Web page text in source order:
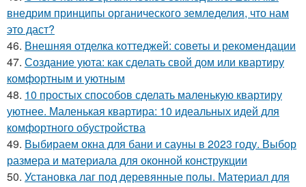
внедрим принципы органического земледелия, что нам
это даст?
46. Внешняя отделка коттеджей: советы и рекомендации
47. Создание уюта: как сделать свой дом или квартиру
комфортным и уютным
48. 10 простых способов сделать маленькую квартиру
уютнее. Маленькая квартира: 10 идеальных идей для
комфортного обустройства
49. Выбираем окна для бани и сауны в 2023 году. Выбор
размера и материала для оконной конструкции
50. Установка лаг под деревянные полы. Материал для